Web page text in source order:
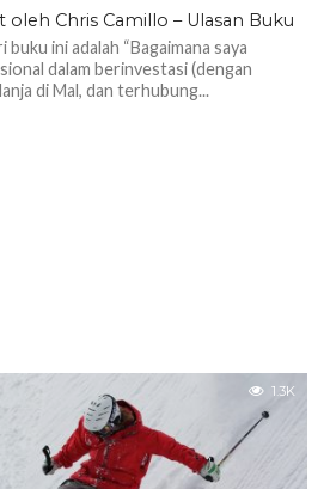
oleh Chris Camillo – Ulasan Buku
ini adalah “Bagaimana saya
dalam berinvestasi (dengan
di Mal, dan terhubung...
1.3K